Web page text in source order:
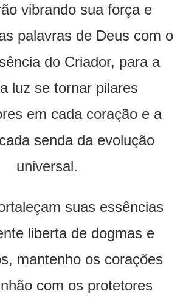
vibrando sua força e
palavras de Deus com o
do Criador, para a
luz se tornar pilares
em cada coração e a
senda da evolução
universal.
suas essências
liberta de dogmas e
mantenho os corações
com os protetores